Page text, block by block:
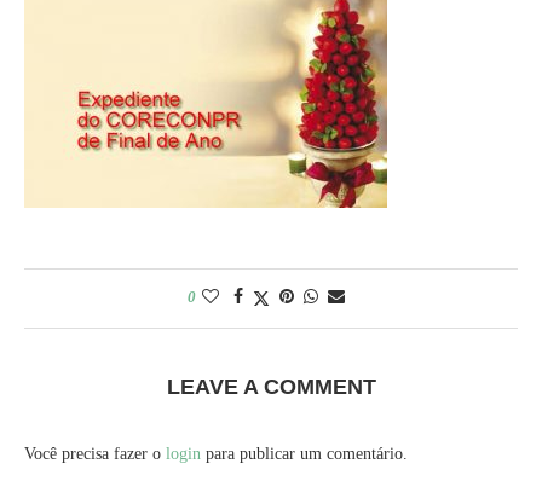
0
LEAVE A COMMENT
Você precisa fazer o login para publicar um comentário.